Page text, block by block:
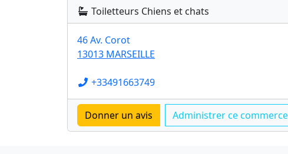
Toiletteurs Chiens et chats
46 Av. Corot
13013 MARSEILLE
+33491663749